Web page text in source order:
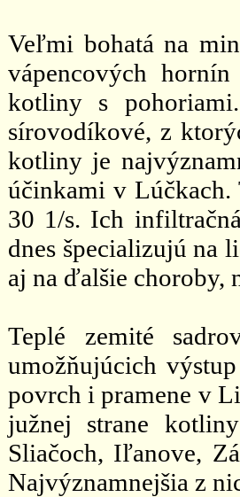
Veľmi bohatá na
vápencových
kotliny s
sírovodíkové, z
kotliny je
účinkami v Lúčkach.
30 1/s. Ich
dnes špecializujú na
aj na ďalšie choroby,
Teplé zemité
umožňujúcich
povrch i pramene v
južnej strane
Sliačoch, Iľanove,
Najvýznamnejšia z